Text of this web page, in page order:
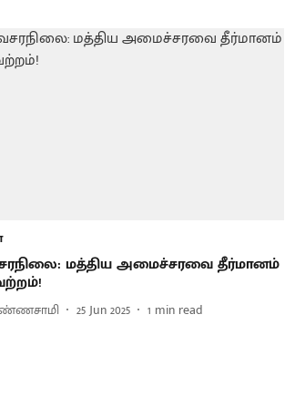
மத்திய அமைச்சரவை தீர்மானம்
25 Jun 2025 1 min read